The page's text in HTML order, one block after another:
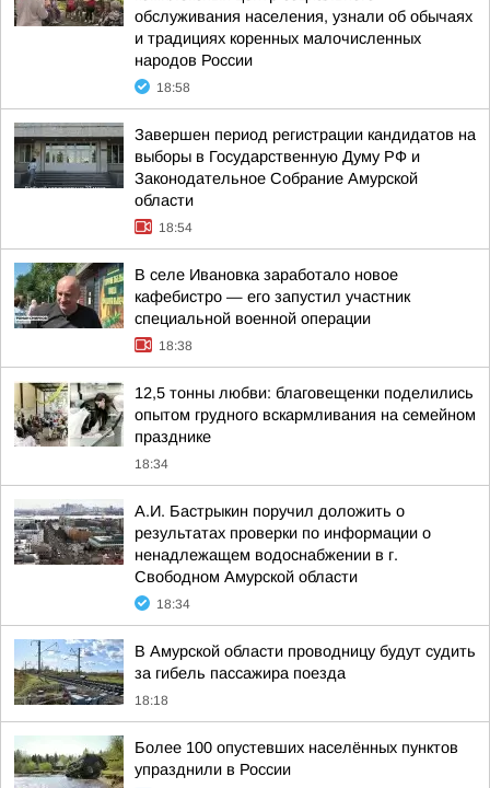
обслуживания населения, узнали об обычаях
и традициях коренных малочисленных
народов России
18:58
Завершен период регистрации кандидатов на
выборы в Государственную Думу РФ и
Законодательное Собрание Амурской
области
18:54
В селе Ивановка заработало новое
кафебистро — его запустил участник
специальной военной операции
18:38
12,5 тонны любви: благовещенки поделились
опытом грудного вскармливания на семейном
празднике
18:34
А.И. Бастрыкин поручил доложить о
результатах проверки по информации о
ненадлежащем водоснабжении в г.
Свободном Амурской области
18:34
В Амурской области проводницу будут судить
за гибель пассажира поезда
18:18
Более 100 опустевших населённых пунктов
упразднили в России